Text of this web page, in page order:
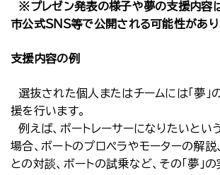
※プレゼン発表の様子や夢の支援内容は
市公式ＳＮＳ等で公開される可能性があり
支援内容の例
選抜された個人またはチームには「夢」
援を行います。
例えば、ボートレーサーになりたいとい
場合、ボートのプロペラやモーターの解説
との対談、ボートの試乗など、その「夢」